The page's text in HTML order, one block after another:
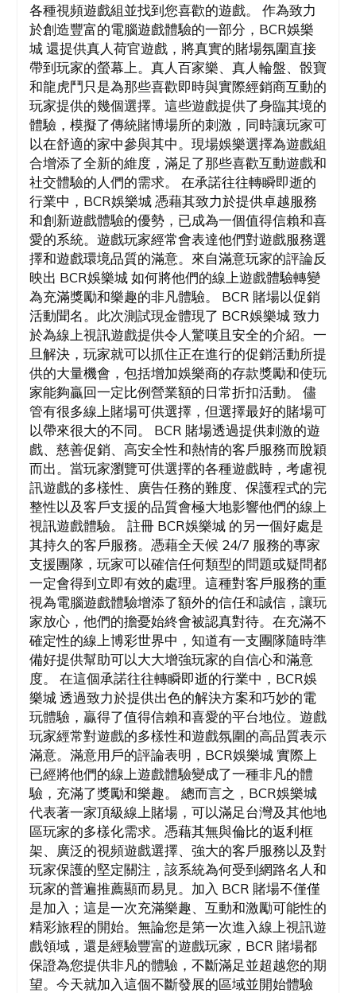
各種視頻遊戲組並找到您喜歡的遊戲。 作為致力
於創造豐富的電腦遊戲體驗的一部分，BCR娛樂
城 還提供真人荷官遊戲，將真實的賭場氛圍直接
帶到玩家的螢幕上。真人百家樂、真人輪盤、骰寶
和龍虎鬥只是為那些喜歡即時與實際經銷商互動的
玩家提供的幾個選擇。這些遊戲提供了身臨其境的
體驗，模擬了傳統賭博場所的刺激，同時讓玩家可
以在舒適的家中參與其中。現場娛樂選擇為遊戲組
合增添了全新的維度，滿足了那些喜歡互動遊戲和
社交體驗的人們的需求。 在承諾往往轉瞬即逝的
行業中，BCR娛樂城 憑藉其致力於提供卓越服務
和創新遊戲體驗的優勢，已成為一個值得信賴和喜
愛的系統。遊戲玩家經常會表達他們對遊戲服務選
擇和遊戲環境品質的滿意。來自滿意玩家的評論反
映出 BCR娛樂城 如何將他們的線上遊戲體驗轉變
為充滿獎勵和樂趣的非凡體驗。 BCR 賭場以促銷
活動聞名。此次測試現金體現了 BCR娛樂城 致力
於為線上視訊遊戲提供令人驚嘆且安全的介紹。一
旦解決，玩家就可以抓住正在進行的促銷活動所提
供的大量機會，包括增加娛樂商的存款獎勵和使玩
家能夠贏回一定比例營業額的日常折扣活動。 儘
管有很多線上賭場可供選擇，但選擇最好的賭場可
以帶來很大的不同。 BCR 賭場透過提供刺激的遊
戲、慈善促銷、高安全性和熱情的客戶服務而脫穎
而出。當玩家瀏覽可供選擇的各種遊戲時，考慮視
訊遊戲的多樣性、廣告任務的難度、保護程式的完
整性以及客戶支援的品質會極大地影響他們的線上
視訊遊戲體驗。 註冊 BCR娛樂城 的另一個好處是
其持久的客戶服務。憑藉全天候 24/7 服務的專家
支援團隊，玩家可以確信任何類型的問題或疑問都
一定會得到立即有效的處理。這種對客戶服務的重
視為電腦遊戲體驗增添了額外的信任和誠信，讓玩
家放心，他們的擔憂始終會被認真對待。在充滿不
確定性的線上博彩世界中，知道有一支團隊隨時準
備好提供幫助可以大大增強玩家的自信心和滿意
度。 在這個承諾往往轉瞬即逝的行業中，BCR娛
樂城 透過致力於提供出色的解決方案和巧妙的電
玩體驗，贏得了值得信賴和喜愛的平台地位。遊戲
玩家經常對遊戲的多樣性和遊戲氛圍的高品質表示
滿意。滿意用戶的評論表明，BCR娛樂城 實際上
已經將他們的線上遊戲體驗變成了一種非凡的體
驗，充滿了獎勵和樂趣。 總而言之，BCR娛樂城
代表著一家頂級線上賭場，可以滿足台灣及其他地
區玩家的多樣化需求。憑藉其無與倫比的返利框
架、廣泛的視頻遊戲選擇、強大的客戶服務以及對
玩家保護的堅定關注，該系統為何受到網路名人和
玩家的普遍推薦顯而易見。加入 BCR 賭場不僅僅
是加入；這是一次充滿樂趣、互動和激勵可能性的
精彩旅程的開始。無論您是第一次進入線上視訊遊
戲領域，還是經驗豐富的遊戲玩家，BCR 賭場都
保證為您提供非凡的體驗，不斷滿足並超越您的期
望。今天就加入這個不斷發展的區域並開始體驗